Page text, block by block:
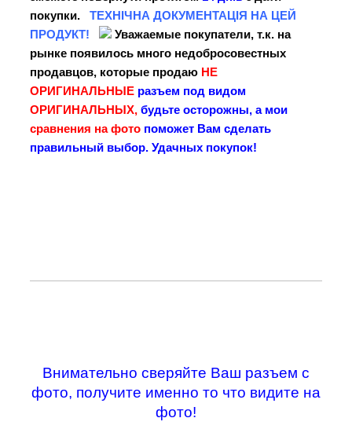
покупки.
ТЕХНІЧНА ДОКУМЕНТАЦІЯ НА ЦЕЙ
ПРОДУКТ!
Уважаемые покупатели, т.к. на
рынке появилось много недобросовестных
продавцов, которые продаю НЕ
ОРИГИНАЛЬНЫЕ разъем под видом
ОРИГИНАЛЬНЫХ, будьте осторожны, а мои
сравнения на фото поможет Вам сделать
правильный выбор. Удачных покупок!
Внимательно сверяйте Ваш разъем с
фото, получите именно то что видите на
фото!